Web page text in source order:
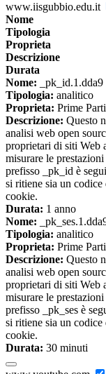
www.iisgubbio.edu.it
Nome
Tipologia
Proprieta
Descrizione
Durata
Nome: _pk_id.1.dda9
Tipologia: analitico
Proprieta: Prime Parti
Descrizione: Questo
analisi web open
proprietari di siti Web
misurare le
prefisso _pk_id è
si ritiene sia un
cookie.
Durata: 1 anno
Nome:
Tipologia: analitico
Proprieta: Prime Parti
Descrizione: Questo
analisi web open
proprietari di siti Web
misurare le
prefisso _pk_ses è
si ritiene sia un
cookie.
Durata: 30 minuti